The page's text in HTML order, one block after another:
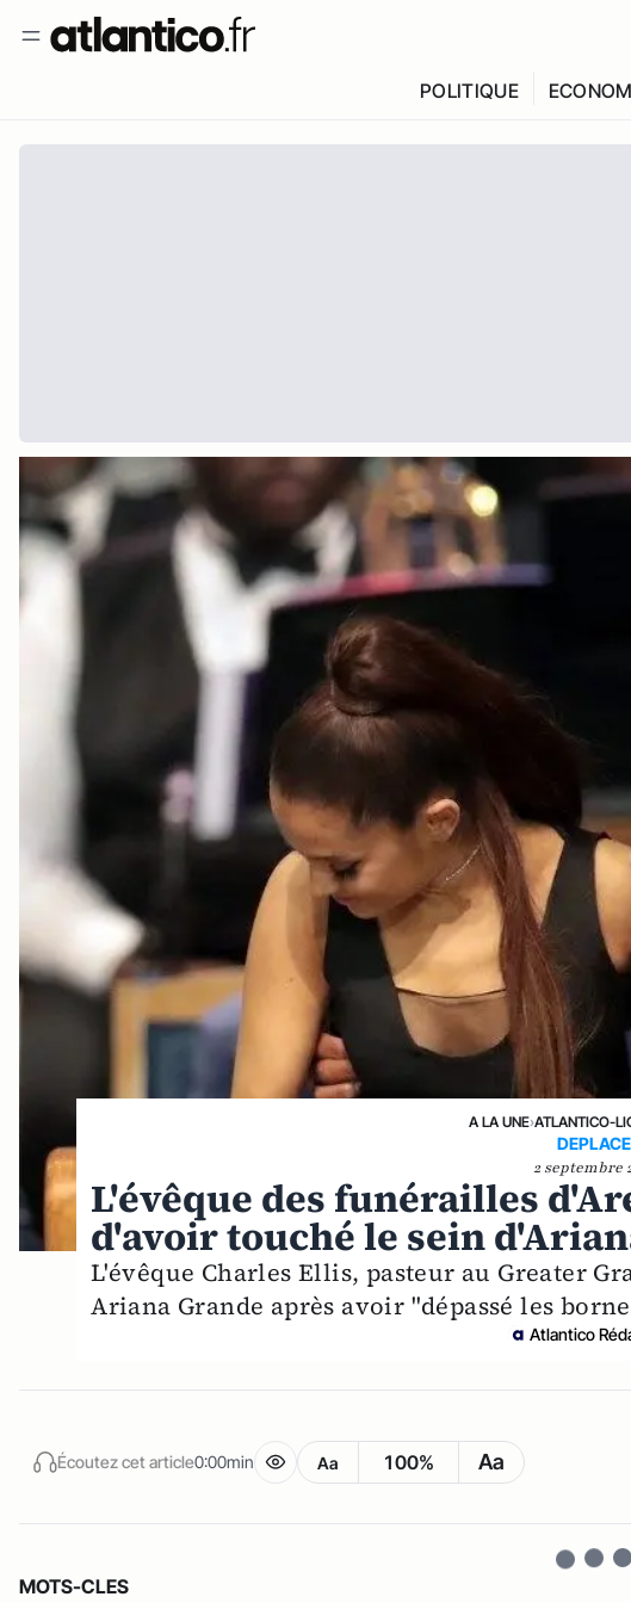
POLITIQUE
A LA UNE›ATLANTICO-
DEPLACE
2 septembre
L'évêque des funérailles
d'avoir touché le sein
L'évêque Charles Ellis, pasteur au Greater
Ariana Grande après avoir "dépassé les
Atlantico
Écoutez cet article0:00min Aa 100% Aa
MOTS-CLES